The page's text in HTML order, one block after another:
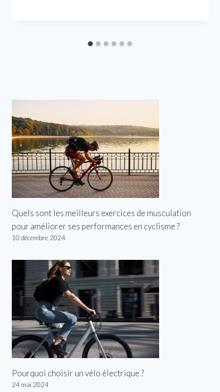
Quels sont les meilleurs exercices de musculation
pour améliorer ses performances en cyclisme ?
10 décembre 2024
Pourquoi choisir un vélo électrique ?
24 mai 2024